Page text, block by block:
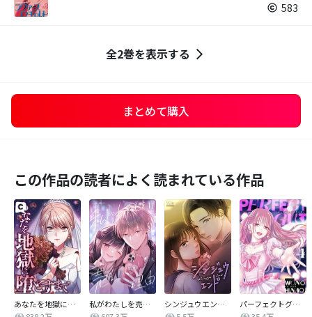
583
全2巻を表示する
まとめて購入
この作品の読者によく読まれている作品
あなたを地獄に堕とすまで
私がわたしを売る理由
シンジュウエンド【タテヨミ】
パーフェクトグリッター